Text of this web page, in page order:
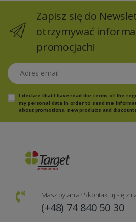
Zapisz się do
otrzymywać
promocjach!
Adres email
I declare that I have read the terms of the
my personal data in order to send me
about promotions, new products and
Masz pytania? Skontaktuj się z
(+48) 74 840 50 30